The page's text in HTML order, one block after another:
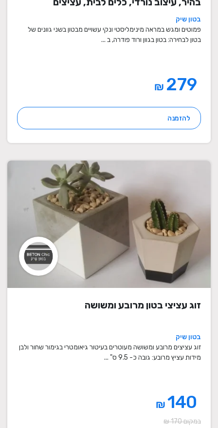
מעוצבים, עציצי בטון, פמוטים לשבת, עציצים
מבטון, מתנה לבית
בטון שיק
פמוטים ומגש במראה מינימליסטי ונקי עשויים מבטון בשני גוונים של
בטון לבחירה: בטון בגוון ורוד פודרה, ב ...
₪
להזמנה
זוג עציצי בטון מרובע ומשושה
בטון שיק
זוג עציצים מרובע ומשושה מעוטרים בעיטור גיאומטרי בגימור שחור ולבן
מידות עציץ מרובע: גובה כ- 9.5 ס" ...
₪
במקום 170 ₪